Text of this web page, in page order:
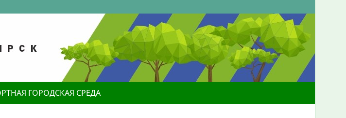
ГОРОДСКАЯ СРЕДА